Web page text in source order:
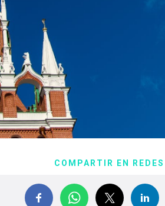
COMPARTIR EN REDES